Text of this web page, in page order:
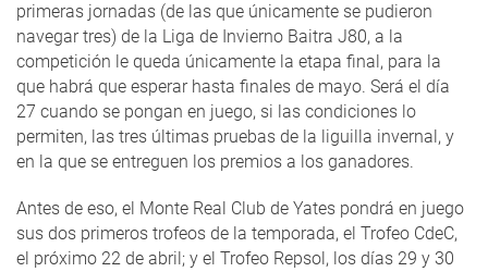
primeras jornadas (de las que únicamente se pudieron
navegar tres) de la Liga de Invierno Baitra J80, a la
competición le queda únicamente la etapa final, para la
que habrá que esperar hasta finales de mayo. Será el día
27 cuando se pongan en juego, si las condiciones lo
permiten, las tres últimas pruebas de la liguilla invernal, y
en la que se entreguen los premios a los ganadores.
Antes de eso, el Monte Real Club de Yates pondrá en juego
sus dos primeros trofeos de la temporada, el Trofeo CdeC,
el próximo 22 de abril; y el Trofeo Repsol, los días 29 y 30